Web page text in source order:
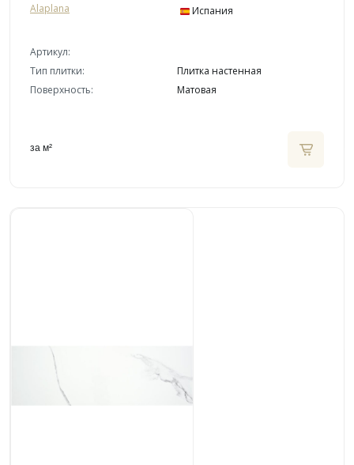
Alaplana Испания
Артикул:
Тип плитки:
Плитка настенная
Поверхность:
Матовая
за м²